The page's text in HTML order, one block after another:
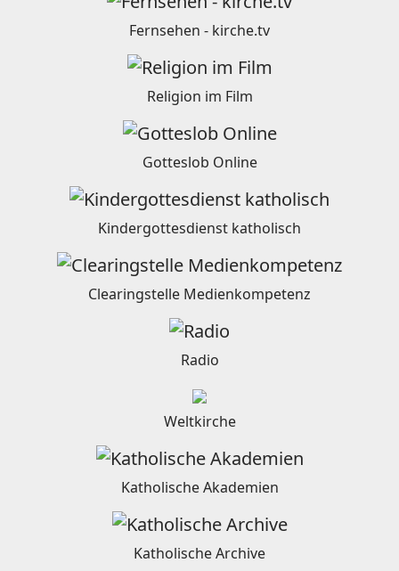
Fernsehen - kirche.tv
Religion im Film
Gotteslob Online
Kindergottesdienst katholisch
Clearingstelle Medienkompetenz
Radio
Weltkirche
Katholische Akademien
Katholische Archive